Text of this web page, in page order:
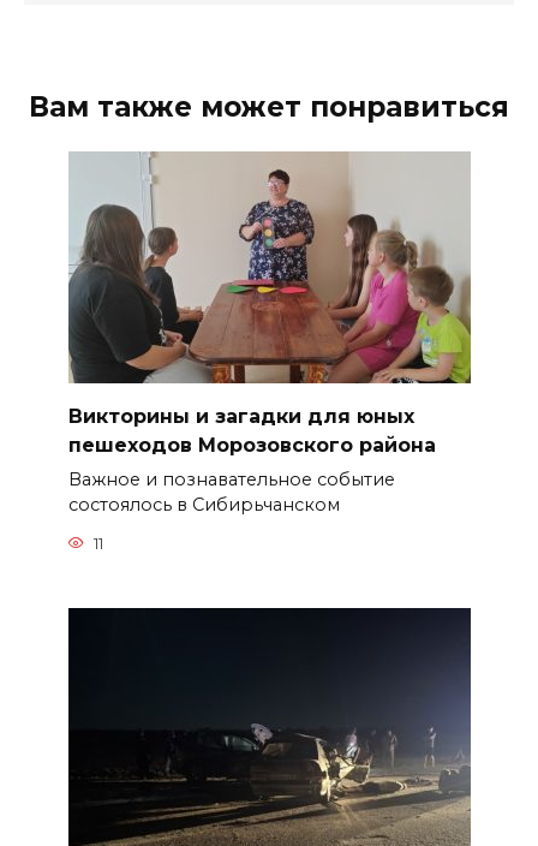
Вам также может понравиться
Викторины и загадки для юных
пешеходов Морозовского района
Важное и познавательное событие
состоялось в Сибирьчанском
11